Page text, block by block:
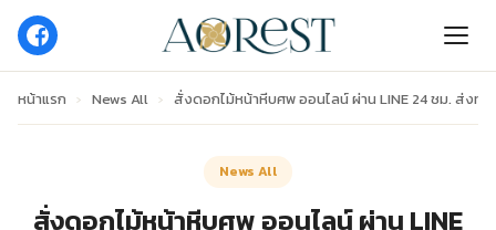
หน้าแรก › News All › สั่งดอกไม้หน้าหีบศพ ออนไลน์ ผ่าน LINE 24 ชม. ส่งทัน
News All
สั่งดอกไม้หน้าหีบศพ ออนไลน์ ผ่าน LINE